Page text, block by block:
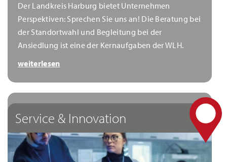
Der Landkreis Harburg bietet Unternehmen
Perspektiven: Sprechen Sie uns an! Die Beratung bei
der Standortwahl und Begleitung bei der
Ansiedlung ist eine der Kernaufgaben der WLH.
weiterlesen
Service & Innovation